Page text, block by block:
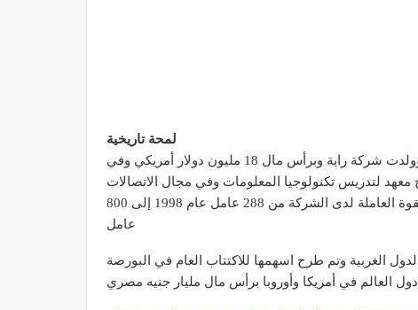
لمحة تاريخية
في عام 1998 اتفقت سبع شركات اتصالات مصرية للاندماج وتكوين شركة واحدة قابضة وفي عام 1999 اندمجت الشركات وولدت شركة راية وبرأس مال 18 مليون دولار أمريكي وفي
معهد لتدريس تكنولوجيا المعلومات وفي مجال الاتصالات
ساهمت راية في تطوير قطاع الاتصالات في المنطقة وقامت بالاستحواذ على شركات أخرى بنفس المجال وكذلك ارتفعت القوة العاملة لدى الشركة من 288 عامل عام 1998 إلى 800
عامل
العربية ودول الخليج وبعض الدول الغربية وتم طرح اسهمها للاكتتاب العام في البورصة